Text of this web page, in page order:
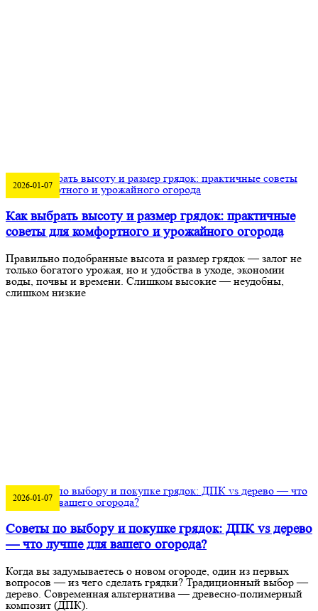
Как выбрать высоту и размер грядок: практичные
советы для комфортного и урожайного огорода
2026-01-07
Правильно подобранные высота и размер грядок — залог не
только богатого урожая, но и удобства в уходе, экономии
воды, почвы и времени. Слишком высокие — неудобны,
слишком низкие
Советы по выбору и покупке грядок: ДПК vs дерево
— что лучше для вашего огорода?
2026-01-07
Когда вы задумываетесь о новом огороде, один из первых
вопросов — из чего сделать грядки? Традиционный выбор —
дерево. Современная альтернатива — древесно-полимерный
композит (ДПК).